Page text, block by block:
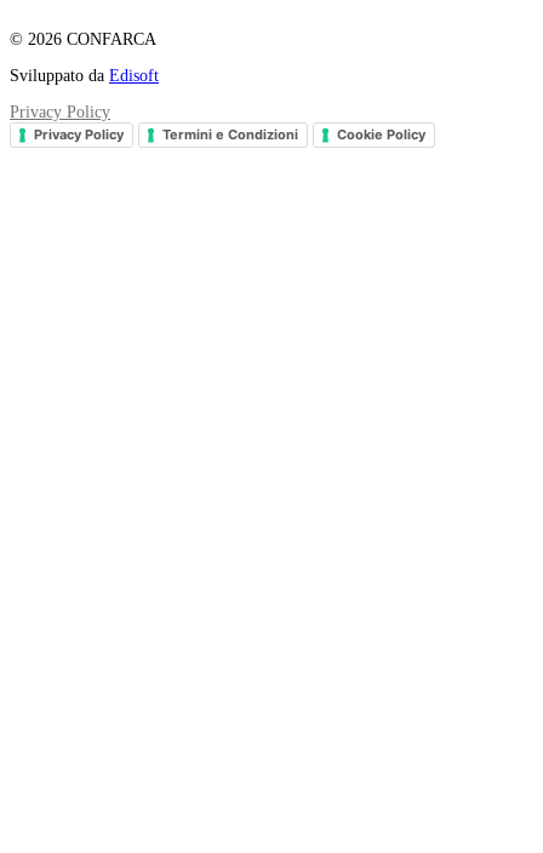
© 2026 CONFARCA
Sviluppato da Edisoft
Privacy Policy
Privacy Policy Termini e Condizioni Cookie Policy